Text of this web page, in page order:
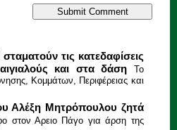
τις κατεδαφίσεις
και στα δάση
Το
Κομμάτων, Περιφέρειας και
Αλέξη Μητρόπουλου ζητά
στον Αρειο Πάγο για άρση της